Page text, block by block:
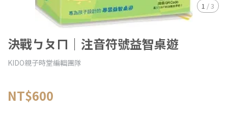
1 /3
決戰ㄅㄆㄇ｜注音符號益智桌遊
KIDO親子時堂編輯團隊
NT$600